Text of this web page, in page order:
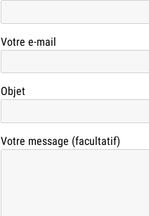
Votre e-mail
Objet
Votre message (facultatif)